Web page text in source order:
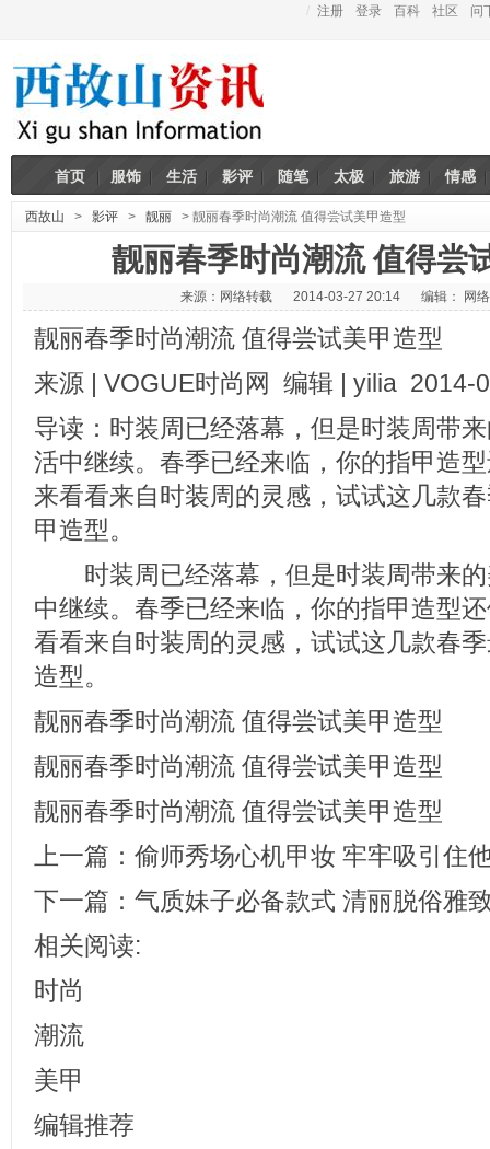
/ 注册 登录 百科 社区 问
首页 服饰 生活 影评 随笔 太极 旅游 情感
西故山 > 影评 > 靓丽 > 靓丽春季时尚潮流 值得尝试美甲造型
靓丽春季时尚潮流 值得尝
来源：网络转载 2014-03-27 20:14 编辑： 网络
靓丽春季时尚潮流 值得尝试美甲造型
来源 | VOGUE时尚网 编辑 | yilia 2014-
导读：时装周已经落幕，但是时装周带
活中继续。春季已经来临，你的指甲造
来看看来自时装周的灵感，试试这几款
甲造型。
时装周已经落幕，但是时装周带来的
中继续。春季已经来临，你的指甲造型
看看来自时装周的灵感，试试这几款春
造型。
靓丽春季时尚潮流 值得尝试美甲造型
靓丽春季时尚潮流 值得尝试美甲造型
靓丽春季时尚潮流 值得尝试美甲造型
上一篇： 偷师秀场心机甲妆 牢牢吸引住
下一篇： 气质妹子必备款式 清丽脱俗雅
相关阅读:
时尚
潮流
美甲
编辑推荐